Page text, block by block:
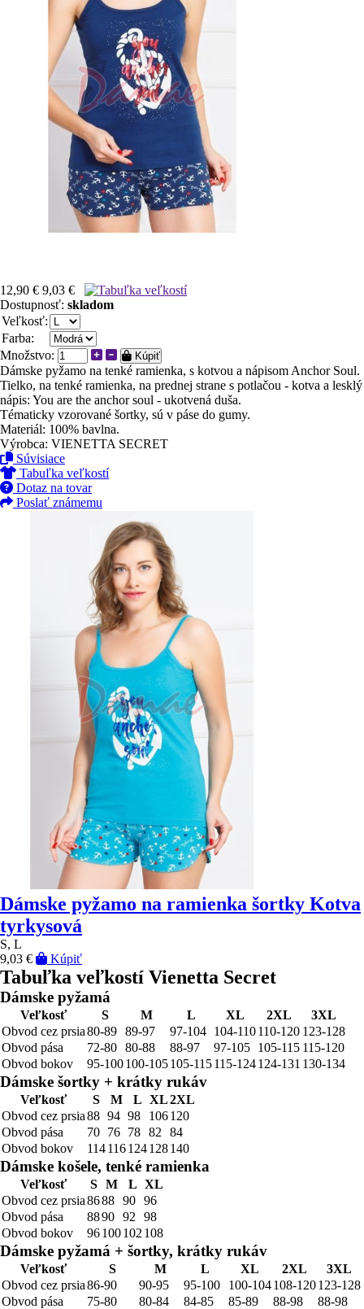
12,90 € 9,03 €
Dostupnosť: skladom
Veľkosť:
Farba:
Množstvo:
Kúpiť
Dámske pyžamo na tenké ramienka, s kotvou a nápisom Anchor Soul.
Tielko, na tenké ramienka, na prednej strane s potlačou - kotva a lesklý
nápis: You are the anchor soul - ukotvená duša.
Tématicky vzorované šortky, sú v páse do gumy.
Materiál: 100% bavlna.
Výrobca: VIENETTA SECRET
Súvisiace
Tabuľka veľkostí
Dotaz na tovar
Poslať známemu
Dámske pyžamo na ramienka šortky Kotva
tyrkysová
S, L
9,03 €
Kúpiť
Tabuľka veľkostí Vienetta Secret
Dámske pyžamá
Veľkosť S M L XL 2XL
3XL
Obvod cez prsia80-89 89-97 97-104 104-110110-120 123-128
Obvod pása
72-80 80-88 88-97 97-105 105-115 115-120
Obvod bokov
95-100100-105105-115115-124124-131 130-134
Dámske šortky + krátky rukáv
Veľkosť S M L XL2XL
Obvod cez prsia88 94 98 106120
Obvod pása
70 76 78 82
84
Obvod bokov
114116124128140
Dámske košele, tenké ramienka
Veľkosť S M L XL
Obvod cez prsia8688 90 96
Obvod pása
8890 92
98
Obvod bokov
96100102 108
Dámske pyžamá + šortky, krátky rukáv
Veľkosť S M L XL 2XL
3XL
Obvod cez prsia86-90 90-95 95-100 100-104108-120123-128
Obvod pása
75-80 80-84 84-85 85-89 88-98
88-98